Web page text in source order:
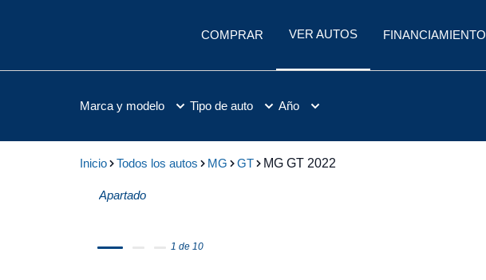
COMPRAR VER AUTOS FINANCIAMIENTO
Marca y modelo Tipo de auto Año
Inicio Todos los autos MG GT MG GT 2022
Apartado
1 de 10